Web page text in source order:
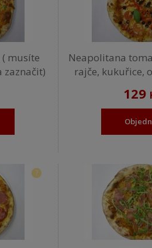
( musíte
zaznačit)
Neapolitana
rajče, kukuřice,
129
?